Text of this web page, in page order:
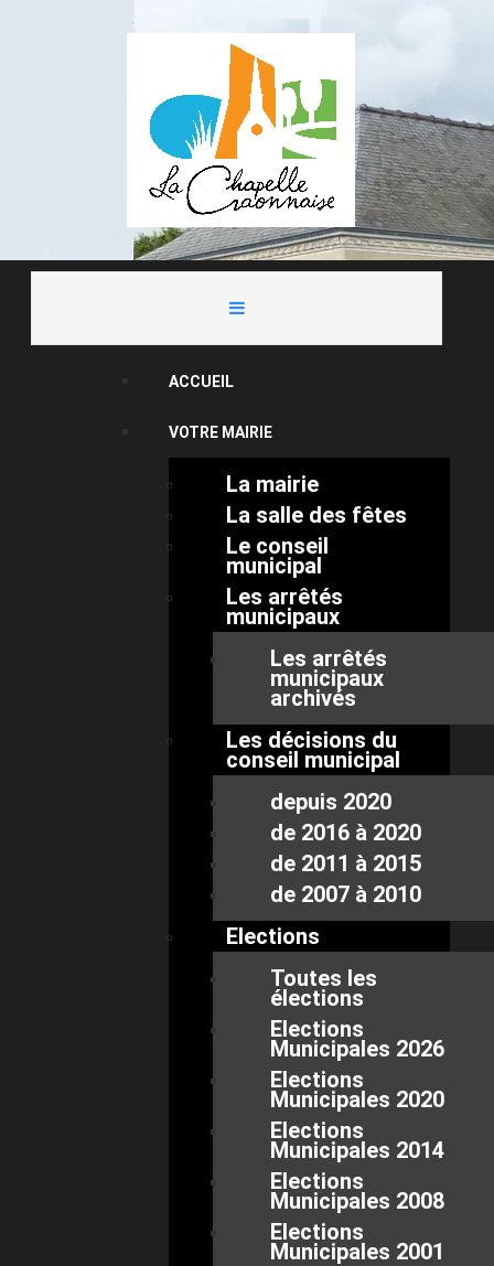
ACCUEIL
VOTRE MAIRIE
La mairie
La salle des fêtes
Le conseil
municipal
Les arrêtés
municipaux
Les arrêtés
municipaux
archivés
Les décisions du
conseil municipal
depuis 2020
de 2016 à 2020
de 2011 à 2015
de 2007 à 2010
Elections
Toutes les
élections
Elections
Municipales 2026
Elections
Municipales 2020
Elections
Municipales 2014
Elections
Municipales 2008
Elections
Municipales 2001